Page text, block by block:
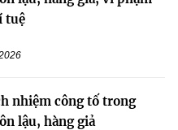
tuệ
nhiệm công tố trong
lậu, hàng giả